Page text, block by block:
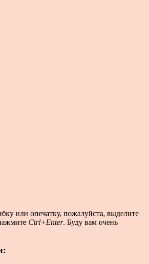
или опечатку, пожалуйста, выделите
Ctrl+Enter. Буду вам очень